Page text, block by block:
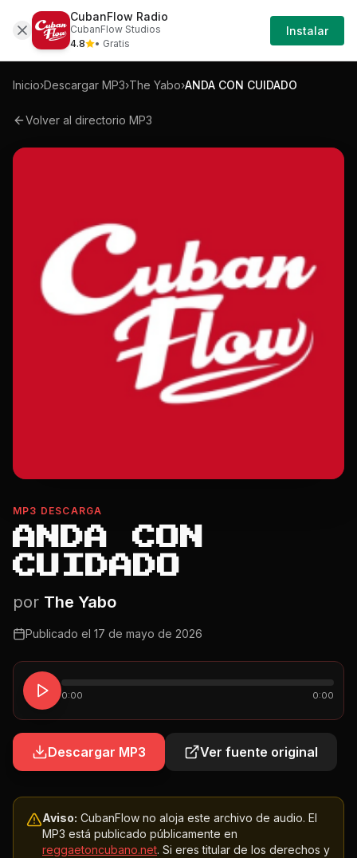
Mp3 The-yabo-anda-con-cuidado-mp3
Iniciar
Sesión
Inicio›Descargar MP3›The Yabo›ANDA CON CUIDADO
Volver al directorio MP3
MP3 DESCARGA
ANDA CON
CUIDADO
por The Yabo
Publicado el 17 de mayo de 2026
0:00 0:00
Descargar MP3 Ver fuente original
Aviso: CubanFlow no aloja este archivo de audio. El
MP3 está publicado públicamente en
reggaetoncubano.net. Si eres titular de los derechos y
CubanFlow Radio
CubanFlow Studios
4.8
• Gratis
Instalar